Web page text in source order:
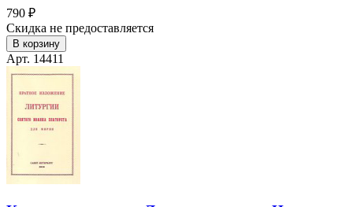
790 ₽
Скидка не предоставляется
В корзину
Арт. 14411